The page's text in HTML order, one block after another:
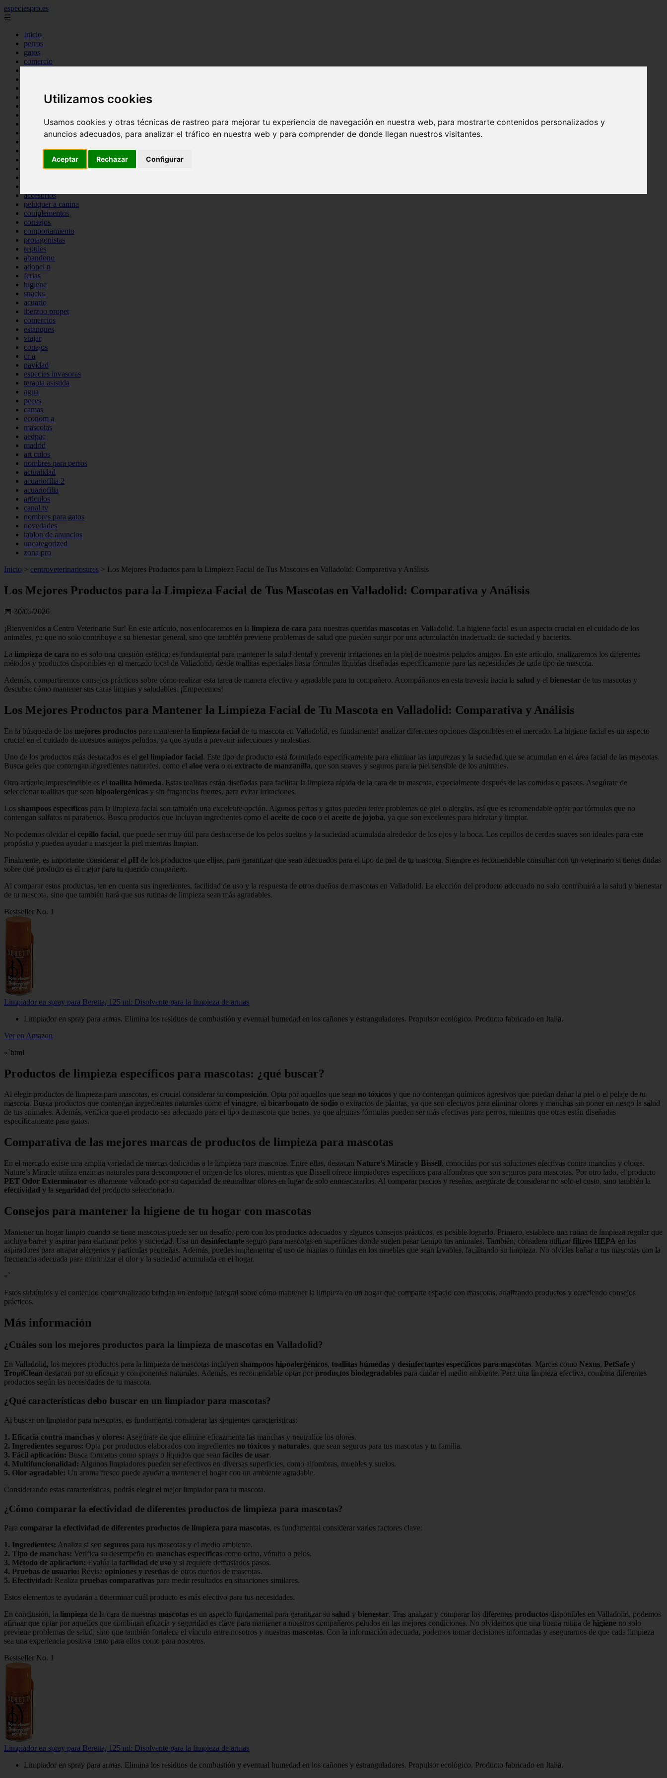
Utilizamos cookies
Usamos cookies y otras técnicas de rastreo para mejorar tu experiencia de navegación en nuestra web, para mostrarte contenidos personalizados y
anuncios adecuados, para analizar el tráfico en nuestra web y para comprender de donde llegan nuestros visitantes.
Aceptar Rechazar Configurar
especiespro.es
☰
Inicio
perros
gatos
comercio
tenencia responsable
mantenimiento
bienestar
peque os mam feros
verano
accesorios
peluquer a canina
complementos
consejos
comportamiento
protagonistas
reptiles
abandono
adopci n
ferias
higiene
snacks
acuario
iberzoo propet
comercios
estanques
viajar
conejos
cr a
navidad
especies invasoras
terapia asistida
agua
peces
camas
econom a
mascotas
aedpac
madrid
art culos
nombres para perros
actualidad
acuariofilia 2
acuariofilia
articulos
canal tv
nombres para gatos
novedades
tablon de anuncios
uncategorized
zona pro
Inicio > centroveterinariosures > Los Mejores Productos para la Limpieza Facial de Tus Mascotas en Valladolid: Comparativa y Análisis
Los Mejores Productos para la Limpieza Facial de Tus Mascotas en Valladolid: Comparativa y Análisis
📅 30/05/2026
¡Bienvenidos a Centro Veterinario Sur! En este artículo, nos enfocaremos en la limpieza de cara para nuestras queridas mascotas en Valladolid. La higiene facial es un aspecto crucial en el cuidado de los
animales, ya que no solo contribuye a su bienestar general, sino que también previene problemas de salud que pueden surgir por una acumulación inadecuada de suciedad y bacterias.
La limpieza de cara no es solo una cuestión estética; es fundamental para mantener la salud dental y prevenir irritaciones en la piel de nuestros peludos amigos. En este artículo, analizaremos los diferentes
métodos y productos disponibles en el mercado local de Valladolid, desde toallitas especiales hasta fórmulas líquidas diseñadas específicamente para las necesidades de cada tipo de mascota.
Además, compartiremos consejos prácticos sobre cómo realizar esta tarea de manera efectiva y agradable para tu compañero. Acompáñanos en esta travesía hacia la salud y el bienestar de tus mascotas y
descubre cómo mantener sus caras limpias y saludables. ¡Empecemos!
Los Mejores Productos para Mantener la Limpieza Facial de Tu Mascota en Valladolid: Comparativa y Análisis
En la búsqueda de los mejores productos para mantener la limpieza facial de tu mascota en Valladolid, es fundamental analizar diferentes opciones disponibles en el mercado. La higiene facial es un aspecto
crucial en el cuidado de nuestros amigos peludos, ya que ayuda a prevenir infecciones y molestias.
Uno de los productos más destacados es el gel limpiador facial. Este tipo de producto está formulado específicamente para eliminar las impurezas y la suciedad que se acumulan en el área facial de las mascotas.
Busca geles que contengan ingredientes naturales, como el aloe vera o el extracto de manzanilla, que son suaves y seguros para la piel sensible de los animales.
Otro artículo imprescindible es el toallita húmeda. Estas toallitas están diseñadas para facilitar la limpieza rápida de la cara de tu mascota, especialmente después de las comidas o paseos. Asegúrate de
seleccionar toallitas que sean hipoalergénicas y sin fragancias fuertes, para evitar irritaciones.
Los shampoos específicos para la limpieza facial son también una excelente opción. Algunos perros y gatos pueden tener problemas de piel o alergias, así que es recomendable optar por fórmulas que no
contengan sulfatos ni parabenos. Busca productos que incluyan ingredientes como el aceite de coco o el aceite de jojoba, ya que son excelentes para hidratar y limpiar.
No podemos olvidar el cepillo facial, que puede ser muy útil para deshacerse de los pelos sueltos y la suciedad acumulada alrededor de los ojos y la boca. Los cepillos de cerdas suaves son ideales para este
propósito y pueden ayudar a masajear la piel mientras limpian.
Finalmente, es importante considerar el pH de los productos que elijas, para garantizar que sean adecuados para el tipo de piel de tu mascota. Siempre es recomendable consultar con un veterinario si tienes dudas
sobre qué producto es el mejor para tu querido compañero.
Al comparar estos productos, ten en cuenta sus ingredientes, facilidad de uso y la respuesta de otros dueños de mascotas en Valladolid. La elección del producto adecuado no solo contribuirá a la salud y bienestar
de tu mascota, sino que también hará que sus rutinas de limpieza sean más agradables.
Bestseller No. 1
Limpiador en spray para Beretta, 125 ml: Disolvente para la limpieza de armas
Limpiador en spray para armas. Elimina los residuos de combustión y eventual humedad en los cañones y estranguladores. Propulsor ecológico. Producto fabricado en Italia.
Ver en Amazon
«`html
Productos de limpieza específicos para mascotas: ¿qué buscar?
Al elegir productos de limpieza para mascotas, es crucial considerar su composición. Opta por aquellos que sean no tóxicos y que no contengan químicos agresivos que puedan dañar la piel o el pelaje de tu
mascota. Busca productos que contengan ingredientes naturales como el vinagre, el bicarbonato de sodio o extractos de plantas, ya que son efectivos para eliminar olores y manchas sin poner en riesgo la salud
de tus animales. Además, verifica que el producto sea adecuado para el tipo de mascota que tienes, ya que algunas fórmulas pueden ser más efectivas para perros, mientras que otras están diseñadas
específicamente para gatos.
Comparativa de las mejores marcas de productos de limpieza para mascotas
En el mercado existe una amplia variedad de marcas dedicadas a la limpieza para mascotas. Entre ellas, destacan Nature’s Miracle y Bissell, conocidas por sus soluciones efectivas contra manchas y olores.
Nature’s Miracle utiliza enzimas naturales para descomponer el origen de los olores, mientras que Bissell ofrece limpiadores específicos para alfombras que son seguros para mascotas. Por otro lado, el producto
PET Odor Exterminator es altamente valorado por su capacidad de neutralizar olores en lugar de solo enmascararlos. Al comparar precios y reseñas, asegúrate de considerar no solo el costo, sino también la
efectividad y la seguridad del producto seleccionado.
Consejos para mantener la higiene de tu hogar con mascotas
Mantener un hogar limpio cuando se tiene mascotas puede ser un desafío, pero con los productos adecuados y algunos consejos prácticos, es posible lograrlo. Primero, establece una rutina de limpieza regular que
incluya barrer y aspirar para eliminar pelos y suciedad. Usa un desinfectante seguro para mascotas en superficies donde suelen pasar tiempo tus animales. También, considera utilizar filtros HEPA en los
aspiradores para atrapar alérgenos y partículas pequeñas. Además, puedes implementar el uso de mantas o fundas en los muebles que sean lavables, facilitando su limpieza. No olvides bañar a tus mascotas con la
frecuencia adecuada para minimizar el olor y la suciedad acumulada en el hogar.
«`
Estos subtítulos y el contenido contextualizado brindan un enfoque integral sobre cómo mantener la limpieza en un hogar que comparte espacio con mascotas, analizando productos y ofreciendo consejos
prácticos.
Más información
¿Cuáles son los mejores productos para la limpieza de mascotas en Valladolid?
En Valladolid, los mejores productos para la limpieza de mascotas incluyen shampoos hipoalergénicos, toallitas húmedas y desinfectantes específicos para mascotas. Marcas como Nexus, PetSafe y
TropiClean destacan por su eficacia y componentes naturales. Además, es recomendable optar por productos biodegradables para cuidar el medio ambiente. Para una limpieza efectiva, combina diferentes
productos según las necesidades de tu mascota.
¿Qué características debo buscar en un limpiador para mascotas?
Al buscar un limpiador para mascotas, es fundamental considerar las siguientes características:
1. Eficacia contra manchas y olores: Asegúrate de que elimine eficazmente las manchas y neutralice los olores.
2. Ingredientes seguros: Opta por productos elaborados con ingredientes no tóxicos y naturales, que sean seguros para tus mascotas y tu familia.
3. Fácil aplicación: Busca formatos como sprays o líquidos que sean fáciles de usar.
4. Multifuncionalidad: Algunos limpiadores pueden ser efectivos en diversas superficies, como alfombras, muebles y suelos.
5. Olor agradable: Un aroma fresco puede ayudar a mantener el hogar con un ambiente agradable.
Considerando estas características, podrás elegir el mejor limpiador para tu mascota.
¿Cómo comparar la efectividad de diferentes productos de limpieza para mascotas?
Para comparar la efectividad de diferentes productos de limpieza para mascotas, es fundamental considerar varios factores clave:
1. Ingredientes: Analiza si son seguros para tus mascotas y el medio ambiente.
2. Tipo de manchas: Verifica su desempeño en manchas específicas como orina, vómito o pelos.
3. Método de aplicación: Evalúa la facilidad de uso y si requiere demasiados pasos.
4. Pruebas de usuario: Revisa opiniones y reseñas de otros dueños de mascotas.
5. Efectividad : Realiza pruebas comparativas para medir resultados en situaciones similares.
Estos elementos te ayudarán a determinar cuál producto es más efectivo para tus necesidades.
En conclusión, la limpieza de la cara de nuestras mascotas es un aspecto fundamental para garantizar su salud y bienestar. Tras analizar y comparar los diferentes productos disponibles en Valladolid, podemos
afirmar que optar por aquellos que combinan eficacia y seguridad es clave para mantener a nuestros compañeros peludos en las mejores condiciones. No olvidemos que una buena rutina de higiene no solo
previene problemas de salud, sino que también fortalece el vínculo entre nosotros y nuestras mascotas. Con la información adecuada, podemos tomar decisiones informadas y asegurarnos de que cada limpieza
sea una experiencia positiva tanto para ellos como para nosotros.
Bestseller No. 1
Limpiador en spray para Beretta, 125 ml: Disolvente para la limpieza de armas
Limpiador en spray para armas. Elimina los residuos de combustión y eventual humedad en los cañones y estranguladores. Propulsor ecológico. Producto fabricado en Italia.